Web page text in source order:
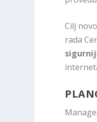
Cilj
rada